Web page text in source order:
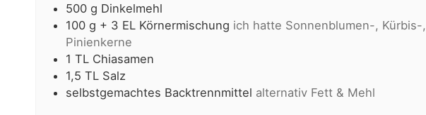
500 g Dinkelmehl
100 g + 3 EL Körnermischung ich hatte Sonnenblumen-, Kürbis-,
Pinienkerne
1 TL Chiasamen
1,5 TL Salz
selbstgemachtes Backtrennmittel alternativ Fett & Mehl